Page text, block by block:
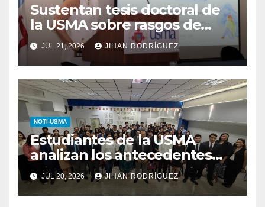
Sustentan tesis doctoral de
la USMA sobre rasgos de
personalidad y conductas de
autolesión en adolescentes
JUL 21, 2026 JIHAN RODRÍGUEZ
NOTI-USMA
Estudiantes de la USMA
analizan los antecedentes
del Derecho Romano junto a
diputada invitada
JUL 20, 2026 JIHAN RODRÍGUEZ